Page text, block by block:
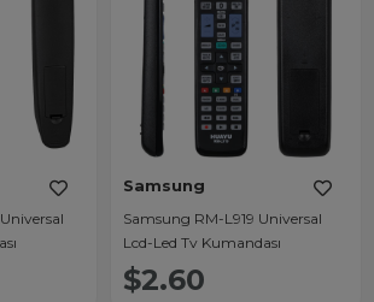
Samsung
Samsung RM-L919 Universal
Lcd-Led Tv Kumandası
$2.60